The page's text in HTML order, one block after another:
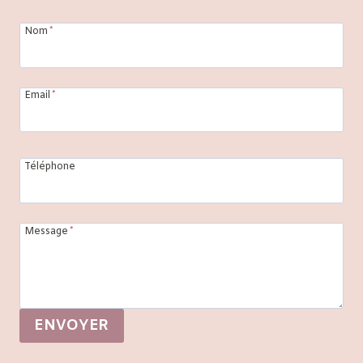
Nom*
Email*
Téléphone
Message*
ENVOYER